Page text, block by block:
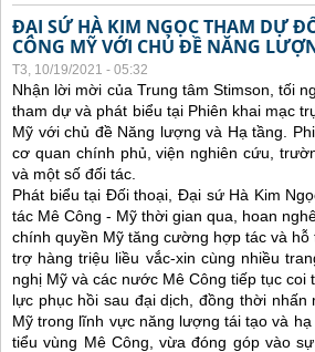
ĐẠI SỨ HÀ KIM NGỌC THAM DỰ
CÔNG MỸ VỚI CHỦ ĐỀ NĂNG
T3, 10/19/2021 - 05:32
Nhận lời mời của Trung tâm Stimson, tối
tham dự và phát biểu tại Phiên khai mạc
Mỹ với chủ đề Năng lượng và Hạ tầng.
cơ quan chính phủ, viện nghiên cứu,
và một số đối tác.
Phát biểu tại Đối thoại, Đại sứ Hà Kim
tác Mê Công - Mỹ thời gian qua, hoan
chính quyền Mỹ tăng cường hợp tác và
trợ hàng triệu liều vắc-xin cùng nhiều
nghị Mỹ và các nước Mê Công tiếp tục
lực phục hồi sau đại dịch, đồng thời
Mỹ trong lĩnh vực năng lượng tái tạo và
tiểu vùng Mê Công, vừa đóng góp vào